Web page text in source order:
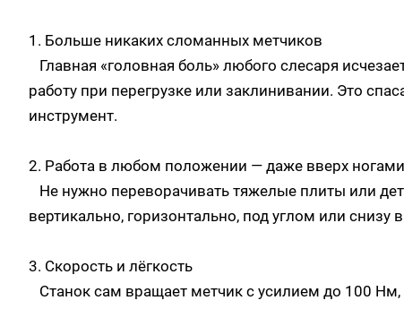
1. Больше никаких сломанных метчиков
Главная «головная боль» любого слесаря
работу при перегрузке или заклинивании. Это
инструмент.
2. Работа в любом положении — даже вверх ногами
Не нужно переворачивать тяжелые плиты или
вертикально, горизонтально, под углом или
3. Скорость и лёгкость
Станок сам вращает метчик с усилием до 100